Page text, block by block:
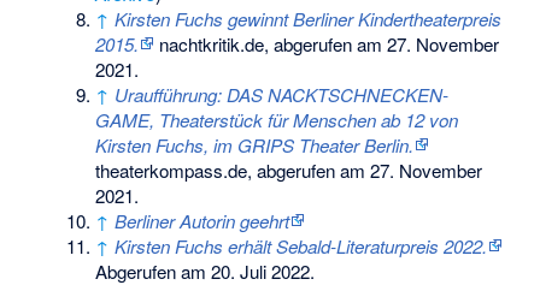
↑ Kirsten Fuchs gewinnt Berliner Kindertheaterpreis
2015.
nachtkritik.de, abgerufen am 27. November
2021.
↑ Uraufführung: DAS NACKTSCHNECKEN-
GAME, Theaterstück für Menschen ab 12 von
Kirsten Fuchs, im GRIPS Theater Berlin.
theaterkompass.de, abgerufen am 27. November
2021.
↑ Berliner Autorin geehrt
↑ Kirsten Fuchs erhält Sebald-Literaturpreis 2022.
Abgerufen am 20. Juli 2022.